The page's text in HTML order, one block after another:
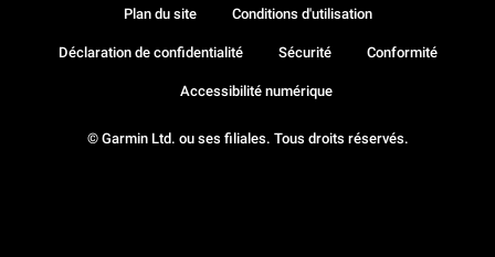
© Garmin Ltd. ou ses filiales. Tous droits réservés.
Plan du site Conditions d'utilisation
Déclaration de confidentialité Sécurité Conformité
Accessibilité numérique